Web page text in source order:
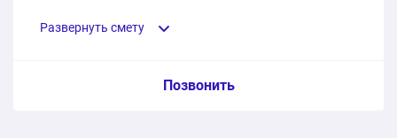
Развернуть смету
Пункт сметы / Ед. изм. / Цена
Позвонить